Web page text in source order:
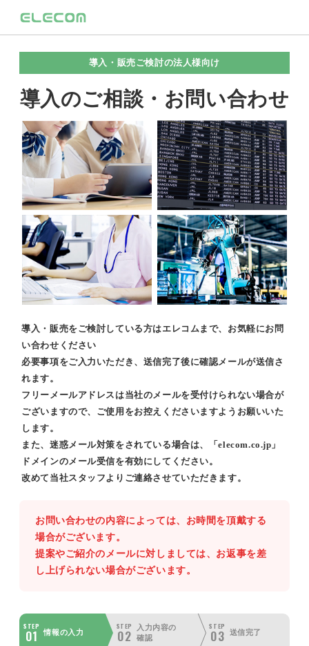
導入・販売ご検討の法人様向け
導入のご相談・お問い合わせ
導入・販売をご検討している方はエレコムまで、お気軽にお問
い合わせください
必要事項をご入力いただき、送信完了後に確認メールが送信さ
れます。
フリーメールアドレスは当社のメールを受付けられない場合が
ございますので、ご使用をお控えくださいますようお願いいた
します。
また、迷惑メール対策をされている場合は、「elecom.co.jp」
ドメインのメール受信を有効にしてください。
改めて当社スタッフよりご連絡させていただきます。
お問い合わせの内容によっては、お時間を頂戴する
場合がございます。
提案やご紹介のメールに対しましては、お返事を差
し上げられない場合がございます。
STEP
01 情報の入力
STEP
02
入力内容の
確認
STEP
03 送信完了